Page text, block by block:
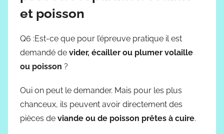
et poisson
Q6 :Est-ce que pour l’épreuve pratique il est
demandé de vider, écailler ou plumer volaille
ou poisson ?
Oui on peut le demander. Mais pour les plus
chanceux, ils peuvent avoir directement des
pièces de viande ou de poisson prêtes à cuire.